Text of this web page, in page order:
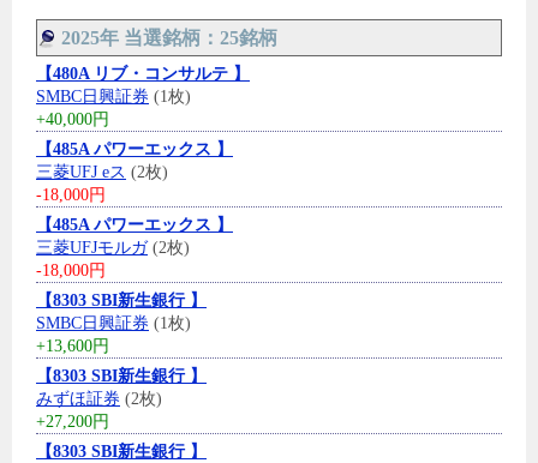
2025年 当選銘柄：25銘柄
【480A リブ・コンサルテ 】
SMBC日興証券 (1枚)
+40,000円
【485A パワーエックス 】
三菱UFJ eス (2枚)
-18,000円
【485A パワーエックス 】
三菱UFJモルガ(2枚)
-18,000円
【8303 SBI新生銀行 】
SMBC日興証券 (1枚)
+13,600円
【8303 SBI新生銀行 】
みずほ証券 (2枚)
+27,200円
【8303 SBI新生銀行 】